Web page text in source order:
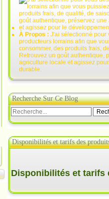
À Propos : J'ai sélectionné pour
producteurs lorrains afin que
consommer, des produits frais,
Retrouvez un goût authentique,
agriculture locale et agissez
durable.
Recherche Sur Ce Blog
Disponibilités et tarifs des
Disponibilités et tarifs